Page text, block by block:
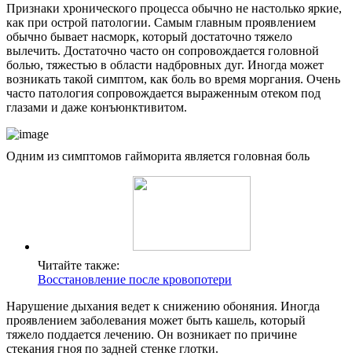
Признаки хронического процесса обычно не настолько яркие,
как при острой патологии. Самым главным проявлением
обычно бывает насморк, который достаточно тяжело
вылечить. Достаточно часто он сопровождается головной
болью, тяжестью в области надбровных дуг. Иногда может
возникать такой симптом, как боль во время моргания. Очень
часто патология сопровождается выраженным отеком под
глазами и даже конъюнктивитом.
Одним из симптомов гайморита является головная боль
Читайте также:
Восстановление после кровопотери
Нарушение дыхания ведет к снижению обоняния. Иногда
проявлением заболевания может быть кашель, который
тяжело поддается лечению. Он возникает по причине
стекания гноя по задней стенке глотки.